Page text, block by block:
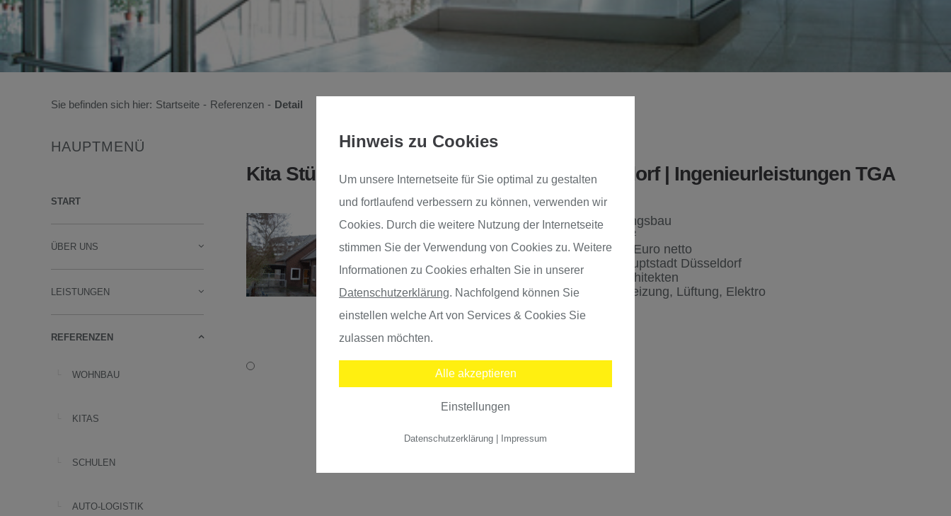
Sie befinden sich hier: Startseite - Referenzen - Detail
HAUPTMENÜ
START
ÜBER UNS
LEISTUNGEN
REFERENZEN
WOHNBAU
KITAS
SCHULEN
AUTO-LOGISTIK
Kita Stürzelberger Straße 33, 40547 Düsseldorf | Ingenieurleistungen TGA
Objektart:
Erweiterungsbau
ca. 400 m²
Baukosten Gebäudetechnik:
103.000,- Euro netto
Bauherr:
Landeshauptstadt Düsseldorf
Architekt:
Kubus Architekten
Fachplanung:
Sanitär, Heizung, Lüftung, Elektro
Planung Gebäudeausrüstung: aktuell
Hinweis zu Cookies
Um unsere Internetseite für Sie optimal zu gestalten
und fortlaufend verbessern zu können, verwenden wir
Cookies. Durch die weitere Nutzung der Internetseite
stimmen Sie der Verwendung von Cookies zu. Weitere
Informationen zu Cookies erhalten Sie in unserer
Datenschutzerklärung. Nachfolgend können Sie
einstellen welche Art von Services & Cookies Sie
zulassen möchten.
Alle akzeptieren
Einstellungen
Datenschutzerklärung Impressum